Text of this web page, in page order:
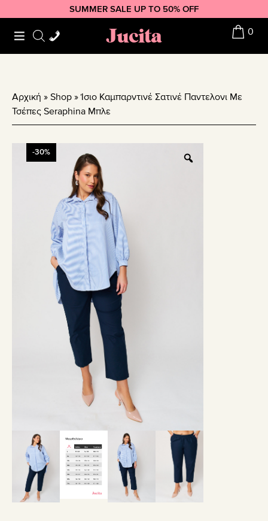
to
primary
to
main
to
footer
SUMMER SALE UP TO 50% OFF
Jucita 0
Αρχική » Shop »Ίσιο Καμπαρντινέ Σατινέ Παντελονι Με
Τσέπες Seraphina Μπλε
-30%